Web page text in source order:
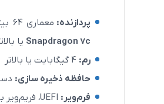
پردازنده: معماری 64 بیتی با فرکانس 1 گیگاهرتز یا سریع‌تر؛
Snapdragon 7c یا
رم:
حافظه ذخیره سازی:
فرم‌ویر: